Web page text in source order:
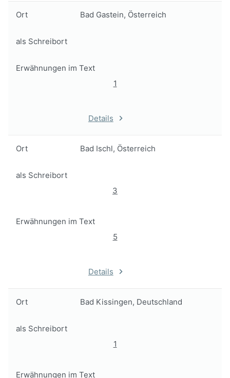
Ort Bad Gastein, Österreich
als Schreibort
Erwähnungen im Text
1
Details
Ort Bad Ischl, Österreich
als Schreibort
3
Erwähnungen im Text
5
Details
Ort Bad Kissingen, Deutschland
als Schreibort
1
Erwähnungen im Text